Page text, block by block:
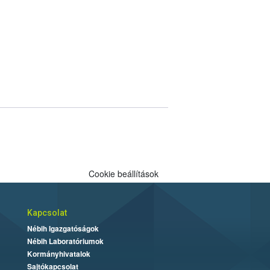
Cookie beállítások
Kapcsolat
Nébih Igazgatóságok
Nébih Laboratóriumok
Kormányhivatalok
Sajtókapcsolat